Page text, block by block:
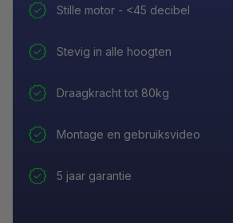
Stille motor - <45 decibel
Stevig in alle hoogten
Draagkracht tot 80kg
Montage en gebruiksvideo
5 jaar garantie